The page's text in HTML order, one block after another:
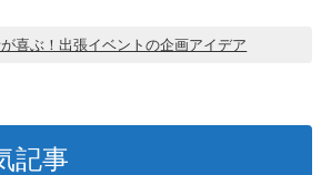
喜ぶ！出張イベントの企画アイデア
記事